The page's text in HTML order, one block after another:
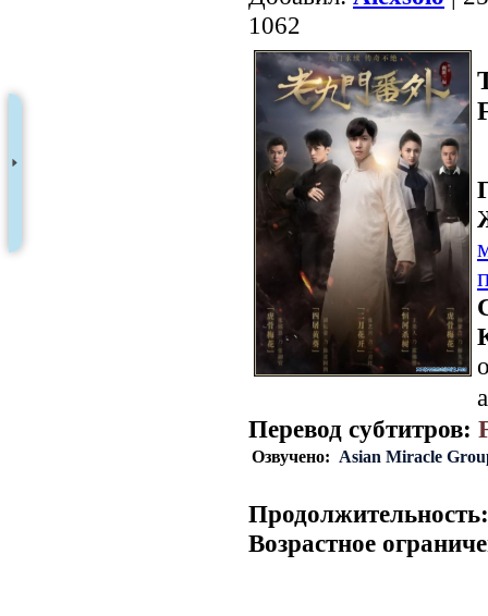
1062
Перевод субтитров:
Озвучено: Asian Miracle
Продолжительность:
Возрастное